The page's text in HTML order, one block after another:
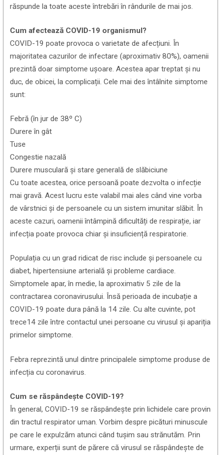
răspunde la toate aceste întrebări în rândurile de mai jos.
Cum afectează COVID-19 organismul?
COVID-19 poate provoca o varietate de afecțiuni. În
majoritatea cazurilor de infectare (aproximativ 80%), oamenii
prezintă doar simptome ușoare. Acestea apar treptat și nu
duc, de obicei, la complicații. Cele mai des întâlnite simptome
sunt:
Febră (în jur de 38º C)
Durere în gât
Tuse
Congestie nazală
Durere musculară și stare generală de slăbiciune
Cu toate acestea, orice persoană poate dezvolta o infecție
mai gravă. Acest lucru este valabil mai ales când vine vorba
de vârstnici și de persoanele cu un sistem imunitar slăbit. În
aceste cazuri, oamenii întâmpină dificultăți de respirație, iar
infecția poate provoca chiar și insuficiență respiratorie.
Populația cu un grad ridicat de risc include și persoanele cu
diabet, hipertensiune arterială și probleme cardiace.
Simptomele apar, în medie, la aproximativ 5 zile de la
contractarea coronavirusului. Însă perioada de incubație a
COVID-19 poate dura până la 14 zile. Cu alte cuvinte, pot
trece14 zile între contactul unei persoane cu virusul și apariția
primelor simptome.
Febra reprezintă unul dintre principalele simptome produse de
infecția cu coronavirus.
Cum se răspândește COVID-19?
În general, COVID-19 se răspândește prin lichidele care provin
din tractul respirator uman. Vorbim despre picături minuscule
pe care le expulzăm atunci când tușim sau strănutăm. Prin
urmare, experții sunt de părere că virusul se răspândește de